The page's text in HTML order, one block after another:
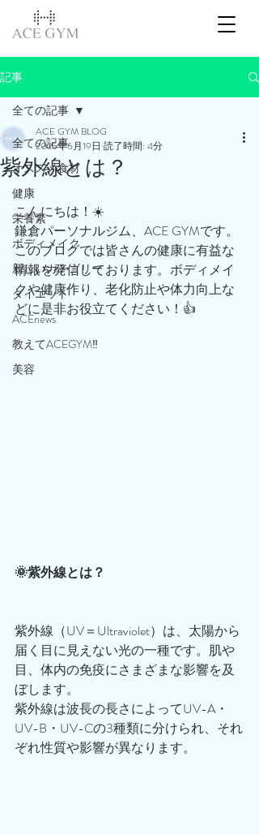
記事
全ての記事
オススメ食材
健康
栄養素
ボディメイク
新しいカテゴリー
ダイエット
ACEnews
教えてACEGYM‼️
美容
全ての記事
紫外線とは？
ACE GYM BLOG
2025年6月19日 読了時間: 4分
こんにちは！☀️
鎌倉パーソナルジム、ACE GYMです。
このブログでは皆さんの健康に有益な
情報を発信しております。ボディメイ
クや健康作り、老化防止や体力向上な
どに是非お役立てください！👍
🌞紫外線とは？
紫外線（UV＝Ultraviolet）は、太陽から
届く目に見えない光の一種です。肌や
目、体内の免疫にさまざまな影響を及
ぼします。
紫外線は波長の長さによってUV-A・
UV-B・UV-Cの3種類に分けられ、それ
ぞれ性質や影響が異なります。